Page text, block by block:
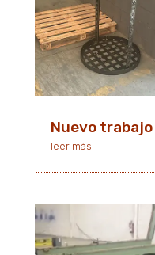
Nuevo
leer más